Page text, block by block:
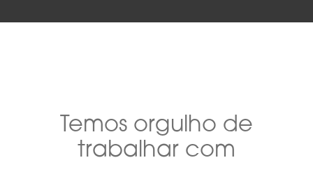
Temos orgulho de
trabalhar com